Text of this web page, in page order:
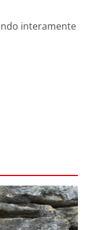
interamente